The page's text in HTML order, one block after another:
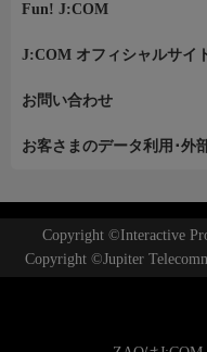
Fun! J:COM
J:COM オフィシャルサイ
お問い合わせ
お客さまのデータ利用･外
Copyright ©Interactive
Copyright ©Jupiter